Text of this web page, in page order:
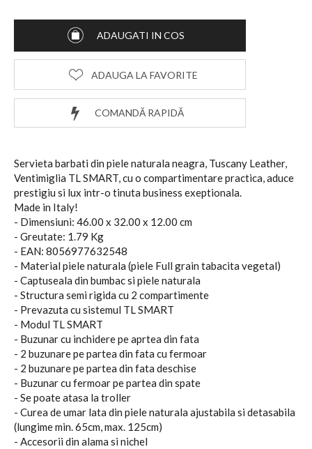
ADAUGATI IN COS
COMANDĂ RAPIDĂ
ADAUGA LA FAVORITE
Servieta barbati din piele naturala neagra, Tuscany Leather,
Ventimiglia TL SMART, cu o compartimentare practica, aduce
prestigiu si lux intr-o tinuta business exeptionala.
Made in Italy!
- Dimensiuni: 46.00 x 32.00 x 12.00 cm
- Greutate: 1.79 Kg
- EAN: 8056977632548
- Material piele naturala (piele Full grain tabacita vegetal)
- Captuseala din bumbac si piele naturala
- Structura semi rigida cu 2 compartimente
- Prevazuta cu sistemul TL SMART
- Modul TL SMART
- Buzunar cu inchidere pe aprtea din fata
- 2 buzunare pe partea din fata cu fermoar
- 2 buzunare pe partea din fata deschise
- Buzunar cu fermoar pe partea din spate
- Se poate atasa la troller
- Curea de umar lata din piele naturala ajustabila si detasabila
(lungime min. 65cm, max. 125cm)
- Accesorii din alama si nichel